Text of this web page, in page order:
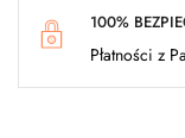
100%
Płatności z